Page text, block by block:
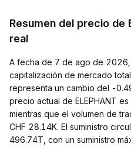
Resumen del precio de
real
A fecha de 7 de ago de 2026,
capitalización de mercado
representa un cambio del -
precio actual de ELEPHANT
mientras que el volumen de
CHF 28.14K. El suministro
496.74T, con un suministro